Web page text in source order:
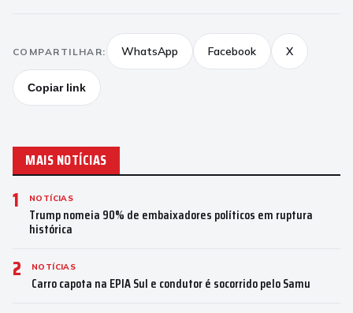
COMPARTILHAR: WhatsApp Facebook X
Copiar link
MAIS NOTÍCIAS
1 NOTÍCIAS
Trump nomeia 90% de embaixadores políticos em ruptura
histórica
2 NOTÍCIAS
Carro capota na EPIA Sul e condutor é socorrido pelo Samu